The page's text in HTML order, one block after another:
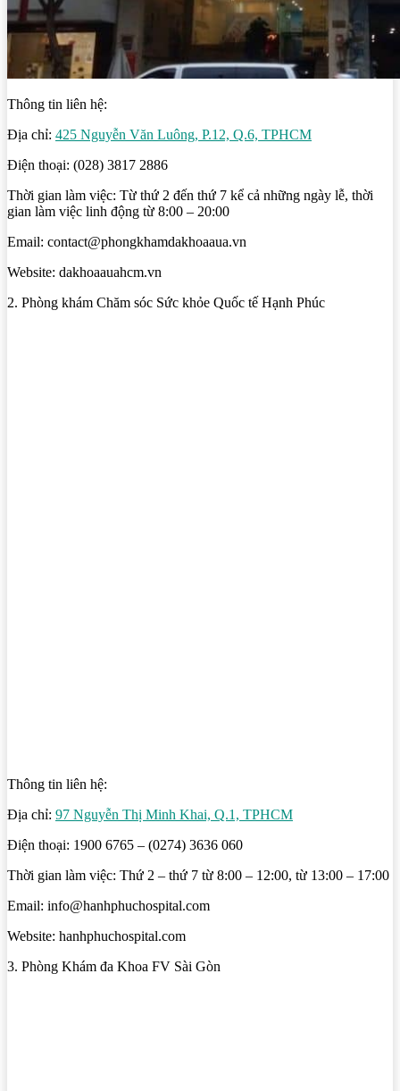
Thông tin liên hệ:
Địa chỉ: 425 Nguyễn Văn Luông, P.12, Q.6, TPHCM
Điện thoại: (028) 3817 2886
Thời gian làm việc: Từ thứ 2 đến thứ 7 kể cả những ngày lễ, thời
gian làm việc linh động từ 8:00 – 20:00
Email: contact@phongkhamdakhoaaua.vn
Website: dakhoaauahcm.vn
2. Phòng khám Chăm sóc Sức khỏe Quốc tế Hạnh Phúc
Thông tin liên hệ:
Địa chỉ: 97 Nguyễn Thị Minh Khai, Q.1, TPHCM
Điện thoại: 1900 6765 – (0274) 3636 060
Thời gian làm việc: Thứ 2 – thứ 7 từ 8:00 – 12:00, từ 13:00 – 17:00
Email: info@hanhphuchospital.com
Website: hanhphuchospital.com
3. Phòng Khám đa Khoa FV Sài Gòn